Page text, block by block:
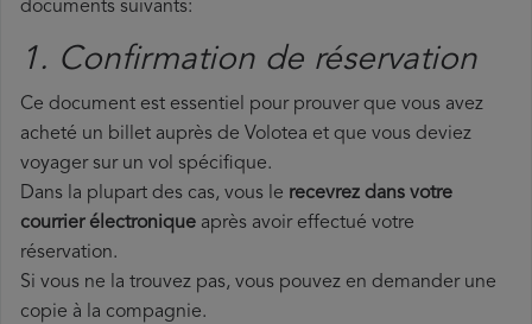
documents suivants:
1. Confirmation de réservation
Ce document est essentiel pour prouver que vous avez
acheté un billet auprès de Volotea et que vous deviez
voyager sur un vol spécifique.
Dans la plupart des cas, vous le recevrez dans votre
courrier électronique après avoir effectué votre
réservation.
Si vous ne la trouvez pas, vous pouvez en demander une
copie à la compagnie.